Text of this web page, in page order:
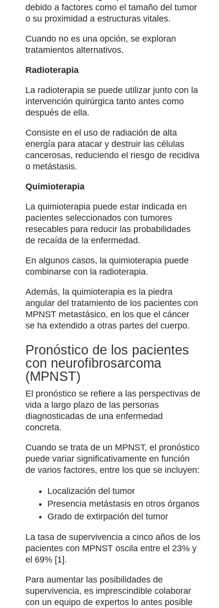
debido a factores como el tamaño del tumor
o su proximidad a estructuras vitales.
Cuando no es una opción, se exploran
tratamientos alternativos.
Radioterapia
La radioterapia se puede utilizar junto con la
intervención quirúrgica tanto antes como
después de ella.
Consiste en el uso de radiación de alta
energía para atacar y destruir las células
cancerosas, reduciendo el riesgo de recidiva
o metástasis.
Quimioterapia
La quimioterapia puede estar indicada en
pacientes seleccionados con tumores
resecables para reducir las probabilidades
de recaída de la enfermedad.
En algunos casos, la quimioterapia puede
combinarse con la radioterapia.
Además, la quimioterapia es la piedra
angular del tratamiento de los pacientes con
MPNST metastásico, en los que el cáncer
se ha extendido a otras partes del cuerpo.
Pronóstico de los pacientes
con neurofibrosarcoma
(MPNST)
El pronóstico se refiere a las perspectivas de
vida a largo plazo de las personas
diagnosticadas de una enfermedad
concreta.
Cuando se trata de un MPNST, el pronóstico
puede variar significativamente en función
de varios factores, entre los que se incluyen:
Localización del tumor
Presencia metástasis en otros órganos
Grado de extirpación del tumor
La tasa de supervivencia a cinco años de los
pacientes con MPNST oscila entre el 23% y
el 69% [1].
Para aumentar las posibilidades de
supervivencia, es imprescindible colaborar
con un equipo de expertos lo antes posible